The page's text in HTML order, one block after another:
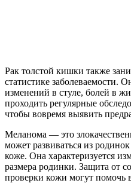
Рак толстой кишки также
статистике заболеваемости.
изменений в стуле, болей в
проходить регулярные
чтобы вовремя выявить
Меланома — это
может развиваться из
коже. Она характеризуется
размера родинки. Защита от
проверки кожи могут помочь